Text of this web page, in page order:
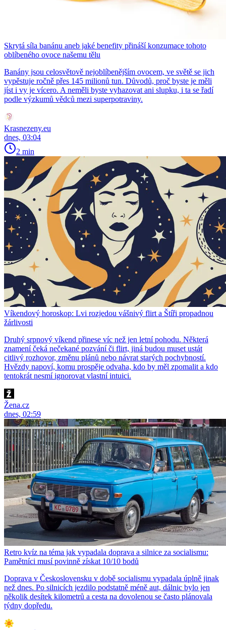
Skrytá síla banánu aneb jaké benefity přináší konzumace tohoto
oblíbeného ovoce našemu tělu
Banány jsou celosvětově nejoblíbenějším ovocem, ve světě se jich
vypěstuje ročně přes 145 milionů tun. Důvodů, proč byste je měli
jíst i vy je vícero. A neměli byste vyhazovat ani slupku, i ta se řadí
podle výzkumů vědců mezi superpotraviny.
Krasnezeny.eu
dnes, 03:04
2 min
Víkendový horoskop: Lvi rozjedou vášnivý flirt a Štíři propadnou
žárlivosti
Druhý srpnový víkend přinese víc než jen letní pohodu. Některá
znamení čeká nečekané pozvání či flirt, jiná budou muset ustát
citlivý rozhovor, změnu plánů nebo návrat starých pochybností.
Hvězdy napoví, komu prospěje odvaha, kdo by měl zpomalit a kdo
tentokrát nesmí ignorovat vlastní intuici.
Žena.cz
dnes, 02:59
Retro kvíz na téma jak vypadala doprava a silnice za socialismu:
Pamětníci musí povinně získat 10/10 bodů
Doprava v Československu v době socialismu vypadala úplně jinak
než dnes. Po silnicích jezdilo podstatně méně aut, dálnic bylo jen
několik desítek kilometrů a cesta na dovolenou se často plánovala
týdny dopředu.